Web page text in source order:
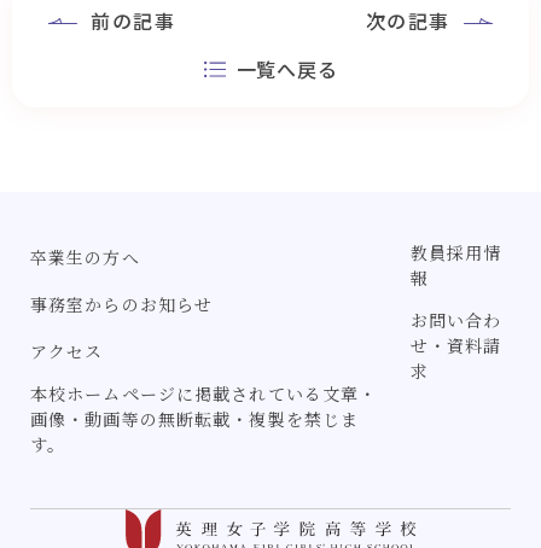
前の記事
一覧へ戻る
次の記事
卒業生の方へ
事務室からのお知らせ
アクセス
本校ホームページに掲載されている文章・
画像・動画等の無断転載・複製を禁じま
す。
教員採用情
報
お問い合わ
せ・資料請
求